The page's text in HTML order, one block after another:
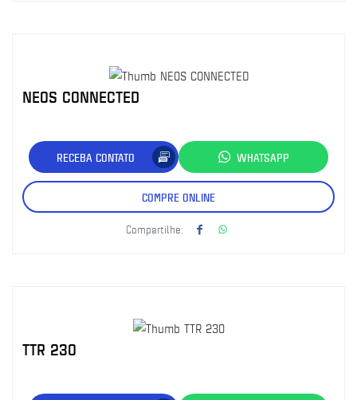
NEOS CONNECTED
RECEBA CONTATO WHATSAPP
COMPRE ONLINE
Compartilhe:
TTR 230